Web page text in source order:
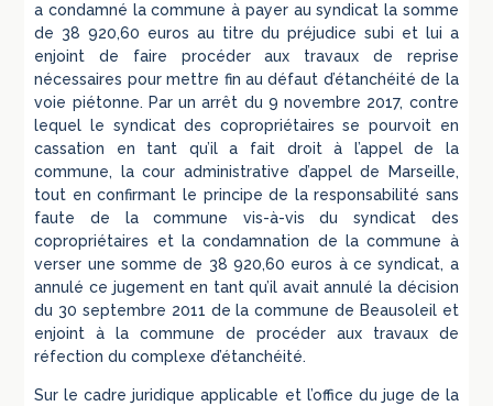
a condamné la commune à payer au syndicat la somme
de 38 920,60 euros au titre du préjudice subi et lui a
enjoint de faire procéder aux travaux de reprise
nécessaires pour mettre fin au défaut d’étanchéité de la
voie piétonne. Par un arrêt du 9 novembre 2017, contre
lequel le syndicat des copropriétaires se pourvoit en
cassation en tant qu’il a fait droit à l’appel de la
commune, la cour administrative d’appel de Marseille,
tout en confirmant le principe de la responsabilité sans
faute de la commune vis-à-vis du syndicat des
copropriétaires et la condamnation de la commune à
verser une somme de 38 920,60 euros à ce syndicat, a
annulé ce jugement en tant qu’il avait annulé la décision
du 30 septembre 2011 de la commune de Beausoleil et
enjoint à la commune de procéder aux travaux de
réfection du complexe d’étanchéité.
Sur le cadre juridique applicable et l’office du juge de la